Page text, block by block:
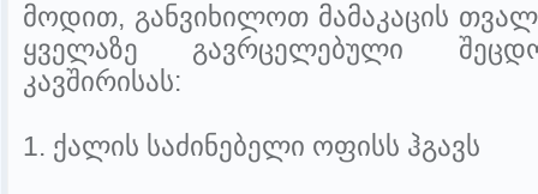
მოდით, განვიხილოთ მამაკაცის
ყველაზე გავრცელებული
კავშირისას:
1. ქალის საძინებელი ოფისს ჰგავს